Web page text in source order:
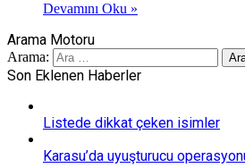
Devamını Oku »
Arama Motoru
Arama:
Son Eklenen Haberler
Listede dikkat çeken isimler
Karasu’da uyuşturucu